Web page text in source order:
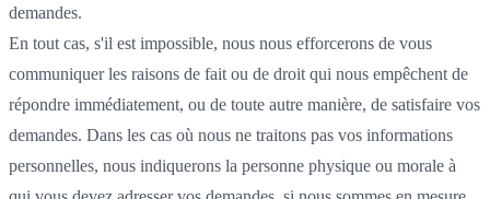
demandes.
En tout cas, s'il est impossible, nous nous efforcerons de vous
communiquer les raisons de fait ou de droit qui nous empêchent de
répondre immédiatement, ou de toute autre manière, de satisfaire vos
demandes. Dans les cas où nous ne traitons pas vos informations
personnelles, nous indiquerons la personne physique ou morale à